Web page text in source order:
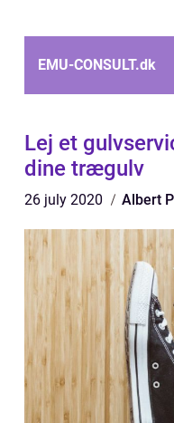
EMU-CONSULT.dk
Lej et
dine trægulv
26 july 2020 Albert